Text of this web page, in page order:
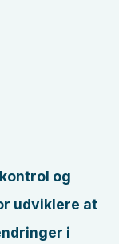
og
udviklere at
i